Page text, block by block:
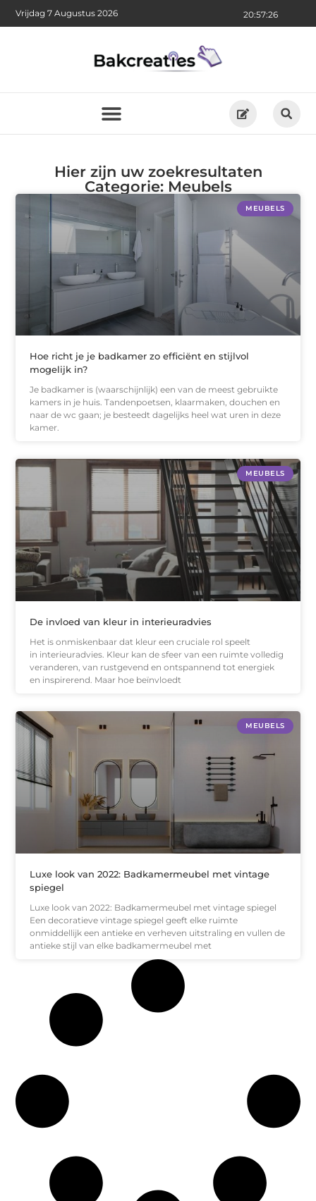
20:57:26
Vrijdag 7 Augustus 2026
Hier zijn uw zoekresultaten
Categorie: Meubels
MEUBELS
Hoe richt je je badkamer zo efficiënt en stijlvol
mogelijk in?
Je badkamer is (waarschijnlijk) een van de meest gebruikte
kamers in je huis. Tandenpoetsen, klaarmaken, douchen en
naar de wc gaan; je besteedt dagelijks heel wat uren in deze
kamer.
MEUBELS
De invloed van kleur in interieuradvies
Het is onmiskenbaar dat kleur een cruciale rol speelt
in interieuradvies. Kleur kan de sfeer van een ruimte volledig
veranderen, van rustgevend en ontspannend tot energiek
en inspirerend. Maar hoe beïnvloedt
MEUBELS
Luxe look van 2022: Badkamermeubel met vintage
spiegel
Luxe look van 2022: Badkamermeubel met vintage spiegel
Een decoratieve vintage spiegel geeft elke ruimte
onmiddellijk een antieke en verheven uitstraling en vullen de
antieke stijl van elke badkamermeubel met